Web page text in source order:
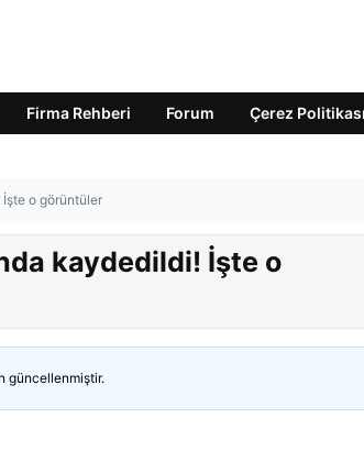
Firma Rehberi Forum Çerez Politikası
İşte o görüntüler
kaydedildi! İşte o
güncellenmiştir.